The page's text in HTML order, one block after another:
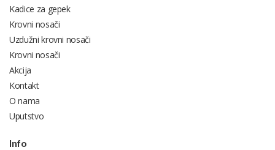
Kadice za gepek
Krovni nosači
Uzdužni krovni nosači
Krovni nosači
Akcija
Kontakt
O nama
Uputstvo
Info